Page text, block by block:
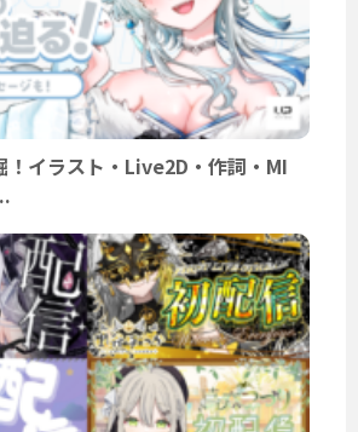
イラスト・Live2D・作詞・MI